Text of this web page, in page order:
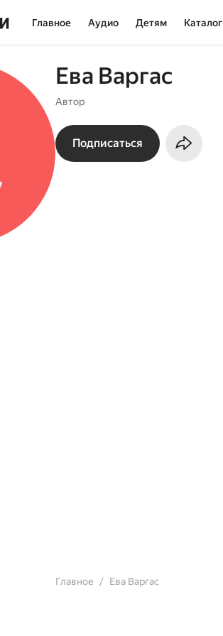
Главное Аудио Детям Каталог
Ева Варгас
Автор
Подписаться
Главное Ева Варгас